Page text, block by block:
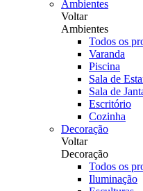
Ambientes
Voltar
Ambientes
Todos os
Varanda
Piscina
Sala de
Sala de
Escritório
Cozinha
Decoração
Voltar
Decoração
Todos os
Iluminação